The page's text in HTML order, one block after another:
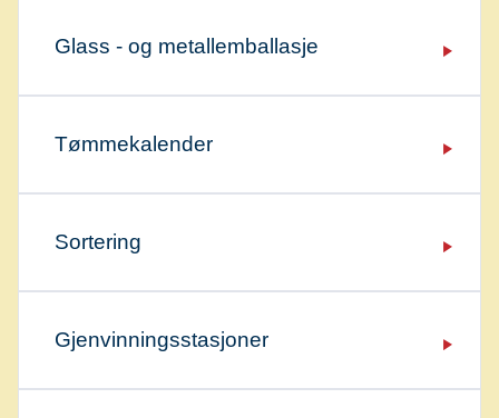
Glass - og metallemballasje
Tømmekalender
Sortering
Gjenvinningsstasjoner